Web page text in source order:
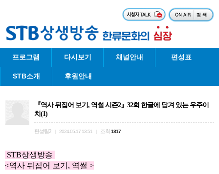
프로그램 다시보기 채널안내 편성표
STB소개 후원안내
『역사 뒤집어 보기, 역썰 시즌2』32회 한글에 담겨 있는 우주이
치(1)
편성팀2 2024.05.17 13:51 조회 1817
STB상생방송
<역사 뒤집어 보기, 역썰 >